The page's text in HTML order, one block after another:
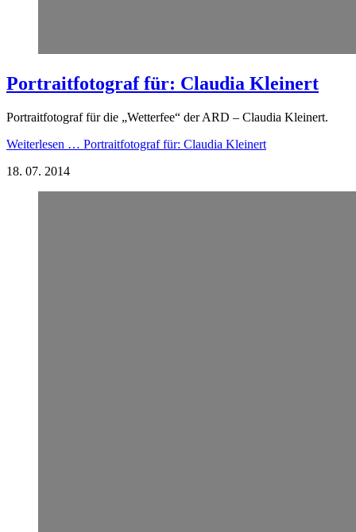
Portraitfotograf für: Claudia Kleinert
Portraitfotograf für die „Wetterfee“ der ARD – Claudia Kleinert.
Weiterlesen … Portraitfotograf für: Claudia Kleinert
18. 07. 2014